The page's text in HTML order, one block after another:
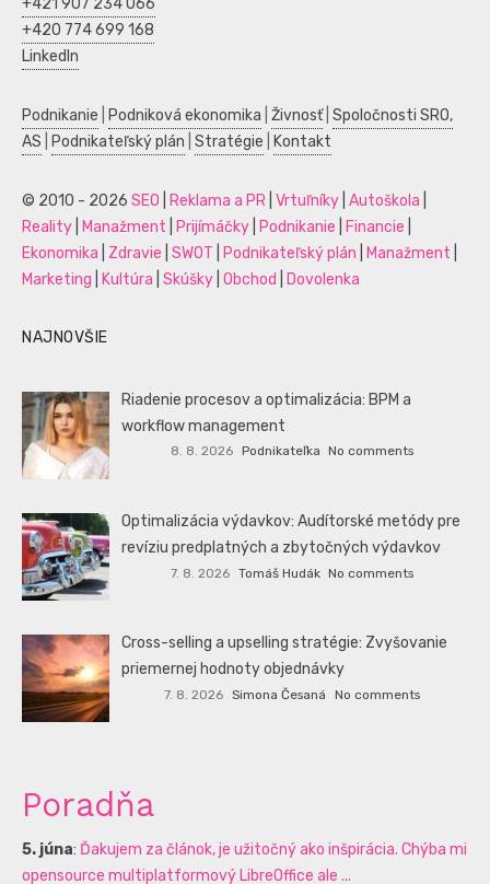
+420 774 699 168
LinkedIn
Podnikanie Podniková ekonomika Živnosť| Spoločnosti SRO,
AS
Podnikateľský plán Stratégie Kontakt
© 2010 - 2026 SEO Reklama a PR Vrtuľníky Autoškola
Reality
Manažment Prijímáčky Podnikanie Financie
Ekonomika
Zdravie SWOT Podnikateľský plán Manažment
Marketing
Kultúra Skúšky Obchod Dovolenka
NAJNOVŠIE
Riadenie procesov a optimalizácia: BPM a
workflow management
8. 8. 2026 Podnikateľka No comments
Optimalizácia výdavkov: Audítorské metódy pre
revíziu predplatných a zbytočných výdavkov
7. 8. 2026 Tomáš Hudák No comments
Cross-selling a upselling stratégie: Zvyšovanie
priemernej hodnoty objednávky
7. 8. 2026 Simona Česaná No comments
Poradňa
5. júna: Ďakujem za článok, je užitočný ako inšpirácia. Chýba mi
opensource multiplatformový LibreOffice ale ...